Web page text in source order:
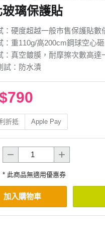
璃保護貼
：硬度超越一般市售保護貼數
：重110g/高200cm鋼球空心
：真空鍍膜，耐摩擦次數高達
試：防水漬
折抵 Apple Pay
* 此商品無適用優惠券
加入購物車